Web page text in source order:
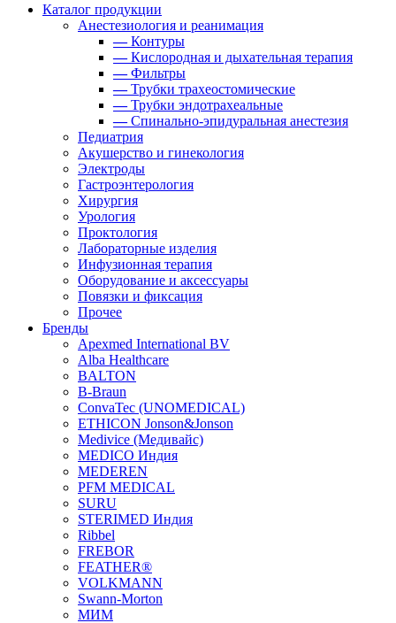
Каталог продукции
Анестезиология и реанимация
—Контуры
—Кислородная и дыхательная терапия
—Фильтры
—Трубки трахеостомические
—Трубки эндотрахеальные
—Спинально-эпидуральная анестезия
Педиатрия
Акушерство и гинекология
Электроды
Гастроэнтерология
Хирургия
Урология
Проктология
Лабораторные изделия
Инфузионная терапия
Оборудование и аксессуары
Повязки и фиксация
Прочее
Бренды
Apexmed International BV
Alba Healthcare
BALTON
B-Braun
ConvaTec (UNOMEDICAL)
ETHICON Jonson&Jonson
Medivice (Медивайс)
MEDICO Индия
MEDEREN
PFM MEDICAL
SURU
STERIMED Индия
Ribbel
FREBOR
FEATHER®
VOLKMANN
Swann-Morton
МИМ